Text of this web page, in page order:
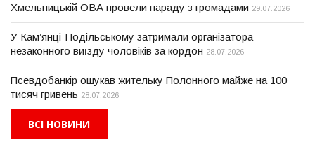
Хмельницькій ОВА провели нараду з громадами 29.07.2026
У Кам’янці-Подільському затримали організатора
незаконного виїзду чоловіків за кордон 28.07.2026
Псевдобанкір ошукав жительку Полонного майже на 100
тисяч гривень 28.07.2026
ВСІ НОВИНИ